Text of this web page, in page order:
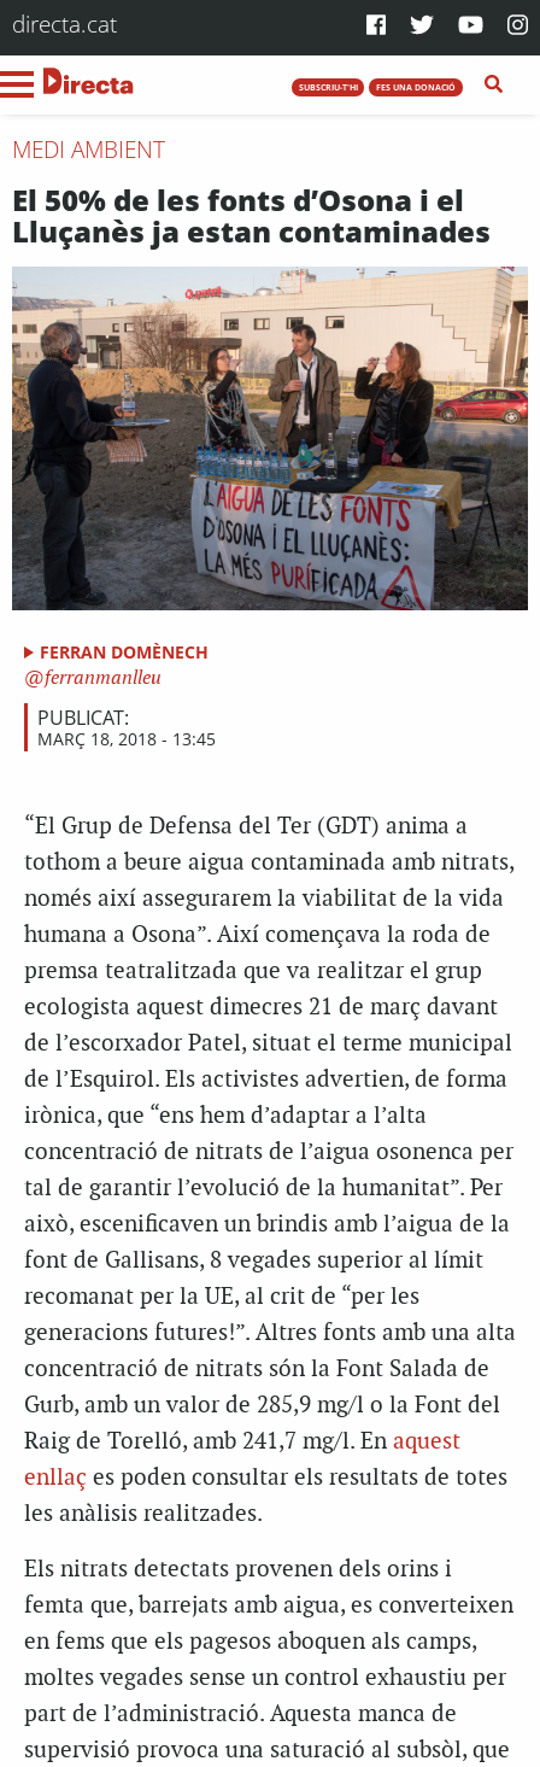
directa.cat
SUBSCRIU-T'HI FES UNA DONACIÓ
MEDI AMBIENT
El 50% de les fonts d’Osona i el
Lluçanès ja estan contaminades
FERRAN DOMÈNECH
ferranmanlleu
PUBLICAT:
MARÇ 18, 2018 - 13:45
“El Grup de Defensa del Ter (GDT) anima a
tothom a beure aigua contaminada amb nitrats,
només així assegurarem la viabilitat de la vida
humana a Osona”. Així començava la roda de
premsa teatralitzada que va realitzar el grup
ecologista aquest dimecres 21 de març davant
de l’escorxador Patel, situat el terme municipal
de l’Esquirol. Els activistes advertien, de forma
irònica, que “ens hem d’adaptar a l’alta
concentració de nitrats de l’aigua osonenca per
tal de garantir l’evolució de la humanitat”. Per
això, escenificaven un brindis amb l’aigua de la
font de Gallisans, 8 vegades superior al límit
recomanat per la UE, al crit de “per les
generacions futures!”. Altres fonts amb una alta
concentració de nitrats són la Font Salada de
Gurb, amb un valor de 285,9 mg/l o la Font del
Raig de Torelló, amb 241,7 mg/l. En aquest
enllaç es poden consultar els resultats de totes
les anàlisis realitzades.
Els nitrats detectats provenen dels orins i
femta que, barrejats amb aigua, es converteixen
en fems que els pagesos aboquen als camps,
moltes vegades sense un control exhaustiu per
part de l’administració. Aquesta manca de
supervisió provoca una saturació al subsòl, que